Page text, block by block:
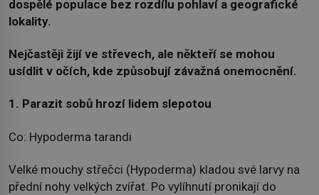
dospělé populace bez rozdílu pohlaví a geografické
lokality.
Nejčastěji žijí ve střevech, ale někteří se mohou
usídlit v očích, kde způsobují závažná onemocnění.
1. Parazit sobů hrozí lidem slepotou
Co: Hypoderma tarandi
Velké mouchy střečci (Hypoderma) kladou své larvy na
přední nohy velkých zvířat. Po vylíhnutí pronikají do